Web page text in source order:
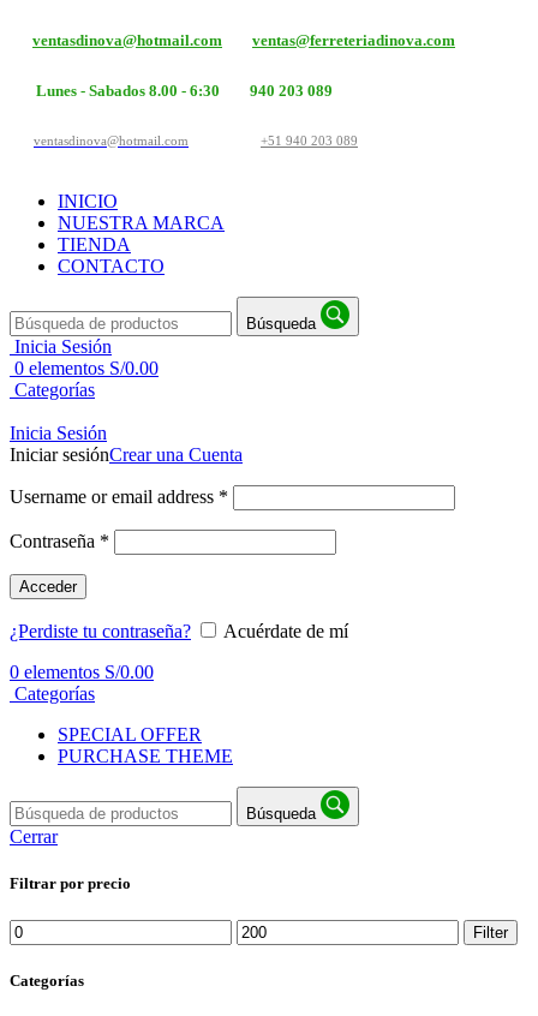
ventasdinova@hotmail.com ventas@ferreteriadinova.com
Lunes - Sabados 8.00 - 6:30 940 203 089
ventasdinova@hotmail.com +51 940 203 089
INICIO
NUESTRA MARCA
TIENDA
CONTACTO
Búsqueda
Inicia Sesión
0 elementos S/0.00
Categorías
Inicia Sesión
Iniciar sesiónCrear una Cuenta
Username or email address *
Contraseña *
Acceder
¿Perdiste tu contraseña?
Acuérdate de mí
0 elementos S/0.00
Categorías
SPECIAL OFFER
PURCHASE THEME
Búsqueda
Cerrar
Filtrar por precio
Min
price
Max
price
Filter
Categorías